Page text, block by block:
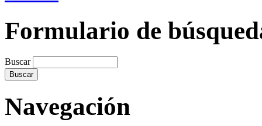
Formulario de
Buscar
Navegación